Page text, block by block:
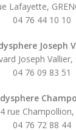
Lafayette,
04 76 44 10 10
Joseph
Joseph Vallier,
04 76 09 83 51
rue Champollion,
04 76 72 88 44